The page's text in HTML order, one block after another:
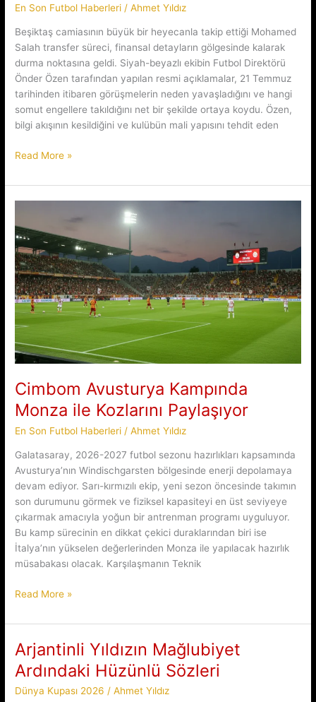
En Son Futbol Haberleri /Ahmet Yıldız
Beşiktaş camiasının büyük bir heyecanla takip ettiği Mohamed
Salah transfer süreci, finansal detayların gölgesinde kalarak
durma noktasına geldi. Siyah-beyazlı ekibin Futbol Direktörü
Önder Özen tarafından yapılan resmi açıklamalar, 21 Temmuz
tarihinden itibaren görüşmelerin neden yavaşladığını ve hangi
somut engellere takıldığını net bir şekilde ortaya koydu. Özen,
bilgi akışının kesildiğini ve kulübün mali yapısını tehdit eden
Kartal’ın
Planı
Neden
Mali
Detaylar
Read More »
Cimbom Avusturya Kampında
Monza ile Kozlarını Paylaşıyor
En Son Futbol Haberleri /Ahmet Yıldız
Galatasaray, 2026-2027 futbol sezonu hazırlıkları kapsamında
Avusturya’nın Windischgarsten bölgesinde enerji depolamaya
devam ediyor. Sarı-kırmızılı ekip, yeni sezon öncesinde takımın
son durumunu görmek ve fiziksel kapasiteyi en üst seviyeye
çıkarmak amacıyla yoğun bir antrenman programı uyguluyor.
Bu kamp sürecinin en dikkat çekici duraklarından biri ise
İtalya’nın yükselen değerlerinden Monza ile yapılacak hazırlık
müsabakası olacak. Karşılaşmanın Teknik
Cimbom
Kampında
ile
Kozlarını
Paylaşıyor
Read More »
Arjantinli Yıldızın Mağlubiyet
Ardındaki Hüzünlü Sözleri
Dünya Kupası 2026 /Ahmet Yıldız